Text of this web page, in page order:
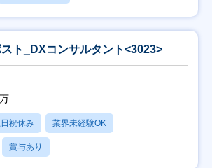
スト_DXコンサルタント<3023>
祝休み 業界未経験OK
賞与あり